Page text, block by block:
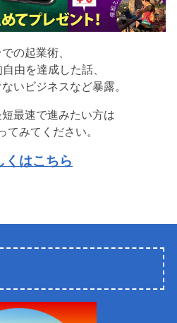
の起業術、
由を達成した話、
いビジネスなど暴露。
最速で進みたい方は
てみてください。
くはこちら